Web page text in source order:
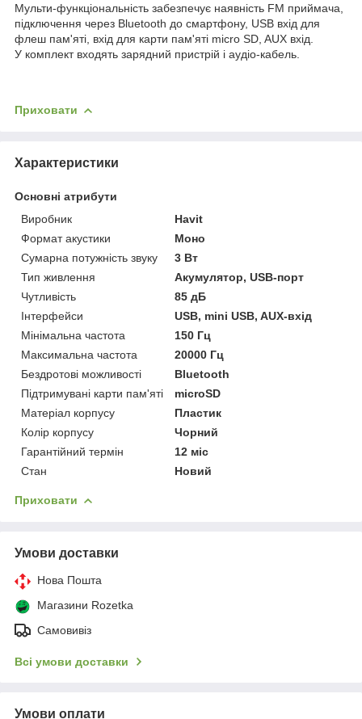
Мульти-функціональність забезпечує наявність FM приймача,
підключення через Bluetooth до смартфону, USB вхід для
флеш пам'яті, вхід для карти пам'яті micro SD, AUX вхід.
У комплект входять зарядний пристрій і аудіо-кабель.
Приховати
Характеристики
Основні атрибути
Виробник
Havit
Формат акустики
Моно
Сумарна потужність звуку
3 Вт
Тип живлення
Акумулятор, USB-порт
Чутливість
85 дБ
Інтерфейси
USB, mini USB, AUX-вхід
Мінімальна частота
150 Гц
Максимальна частота
20000 Гц
Бездротові можливості
Bluetooth
Підтримувані карти пам'яті
microSD
Матеріал корпусу
Пластик
Колір корпусу
Чорний
Гарантійний термін
12 міс
Стан
Новий
Приховати
Умови доставки
Нова Пошта
Магазини Rozetka
Самовивіз
Всі умови доставки
Умови оплати